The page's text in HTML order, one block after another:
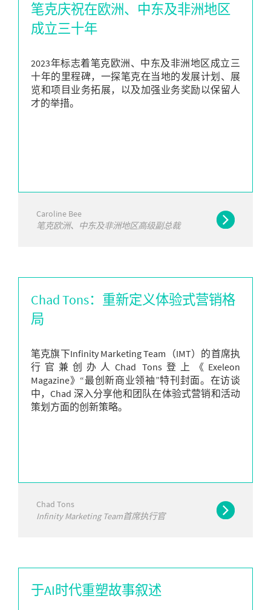
笔克庆祝在欧洲、中东及非洲地区
成立三十年
2023年标志着笔克欧洲、中东及非洲地区成立三
十年的里程碑，一探笔克在当地的发展计划、展
览和项目业务拓展，以及加强业务奖励以保留人
才的举措。
Caroline Bee
笔克欧洲、中东及非洲地区高级副总裁
Chad Tons：重新定义体验式营销格
局
笔克旗下Infinity Marketing Team（IMT）的首席执
行官兼创办人Chad Tons登上《Exeleon
Magazine》“最创新商业领袖”特刊封面。在访谈
中，Chad 深入分享他和团队在体验式营销和活动
策划方面的创新策略。
Chad Tons
Infinity Marketing Team首席执行官
于AI时代重塑故事叙述